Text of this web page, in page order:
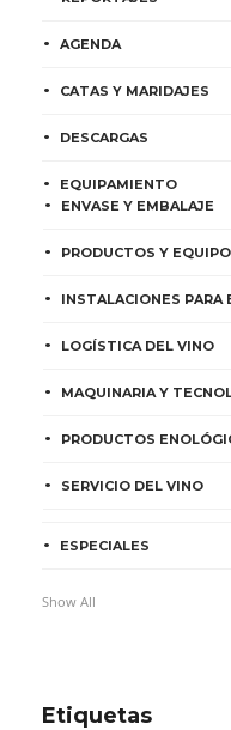
AGENDA
CATAS Y MARIDAJES
DESCARGAS
EQUIPAMIENTO
ENVASE Y EMBALAJE
PRODUCTOS Y
INSTALACIONES PARA
LOGÍSTICA DEL VINO
MAQUINARIA Y
PRODUCTOS
SERVICIO DEL VINO
ESPECIALES
Show All
Etiquetas